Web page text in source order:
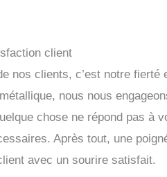
client
nos clients, c’est notre
nous nous
chose ne répond pas à
Après tout, une
avec un sourire satisfait.